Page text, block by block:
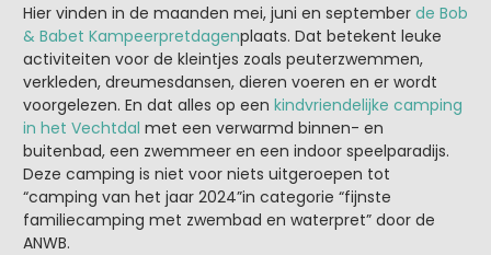
Hier vinden in de maanden mei, juni en september de Bob
& Babet Kampeerpretdagenplaats. Dat betekent leuke
activiteiten voor de kleintjes zoals peuterzwemmen,
verkleden, dreumesdansen, dieren voeren en er wordt
voorgelezen. En dat alles op een kindvriendelijke camping
in het Vechtdal met een verwarmd binnen- en
buitenbad, een zwemmeer en een indoor speelparadijs.
Deze camping is niet voor niets uitgeroepen tot
“camping van het jaar 2024”in categorie “fijnste
familiecamping met zwembad en waterpret” door de
ANWB.